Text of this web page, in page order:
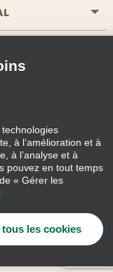
d'autre
technologies
à l’amélioration et à
à l’analyse et à
pouvez en tout temps
« Gérer les
les cookies